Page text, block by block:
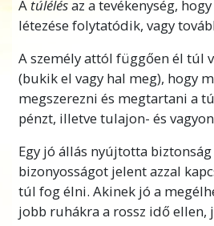
tapasztalataidból”. De ez
segít, és nem mondja meg,
valójábantenni.
És mi a helyzet akkor,
kezdenek nagyon jól menni
fenntartani a sikerünket?
L. Ron Hubbard kikutatott
módszert arra, hogy
bármely részének pontos
A túlélésaz a tevékenység,
létezése folytatódik, vagy
A személy attól függően él túl
(bukik el vagy hal meg), hogy
megszerezni és megtartani a
pénzt, illetve tulajon- és
Egy jó állás nyújtotta
bizonyosságot jelent azzal
túl fog élni. Akinek jó a
jobb ruhákra a rossz idő ellen,